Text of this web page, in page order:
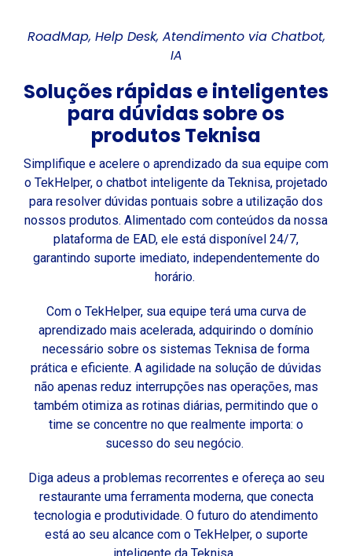
RoadMap, Help Desk, Atendimento via Chatbot,
IA
Soluções rápidas e inteligentes
para dúvidas sobre os
produtosTeknisa
Simplifique e acelere o aprendizado da sua equipe com
o TekHelper, o chatbot inteligente da Teknisa, projetado
para resolver dúvidas pontuais sobre a utilização dos
nossos produtos. Alimentado com conteúdos da nossa
plataforma de EAD, ele está disponível 24/7,
garantindo suporte imediato, independentemente do
horário.
Com o TekHelper, sua equipe terá uma curva de
aprendizado mais acelerada, adquirindo o domínio
necessário sobre os sistemas Teknisa de forma
prática e eficiente. A agilidade na solução de dúvidas
não apenas reduz interrupções nas operações, mas
também otimiza as rotinas diárias, permitindo que o
time se concentre no que realmente importa: o
sucesso do seu negócio.
Diga adeus a problemas recorrentes e ofereça ao seu
restaurante uma ferramenta moderna, que conecta
tecnologia e produtividade. O futuro do atendimento
está ao seu alcance com o TekHelper, o suporte